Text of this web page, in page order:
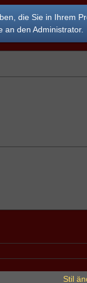
die Sie in Ihrem
den Administrator.
Stil